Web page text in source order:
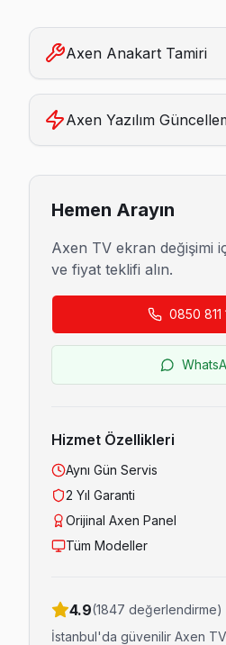
Axen Anakart Tamiri
Axen Yazılım
Hemen Arayın
Axen TV ekran değişimi
ve fiyat teklifi alın.
0850 811
Hizmet Özellikleri
Aynı Gün Servis
2 Yıl Garanti
Orijinal Axen Panel
Tüm Modeller
4.9(1847 değerlendirme)
İstanbul'da güvenilir Axen